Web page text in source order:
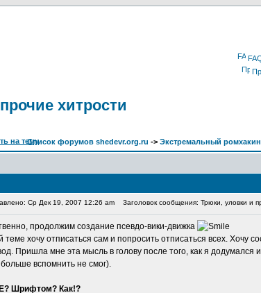
хитрости
Список форумов shedevr.org.ru -> Экстремальный
Ср Дек 19, 2007 12:26 am Заголовок сообщения: Трюки, уловки и
продолжим создание псевдо-вики-движка
теме хочу отписаться сам и попросить отписаться всех. Хочу
Пришла мне эта мысль в голову после того, как я
вспомнить не смог).
Шрифтом? Как!?